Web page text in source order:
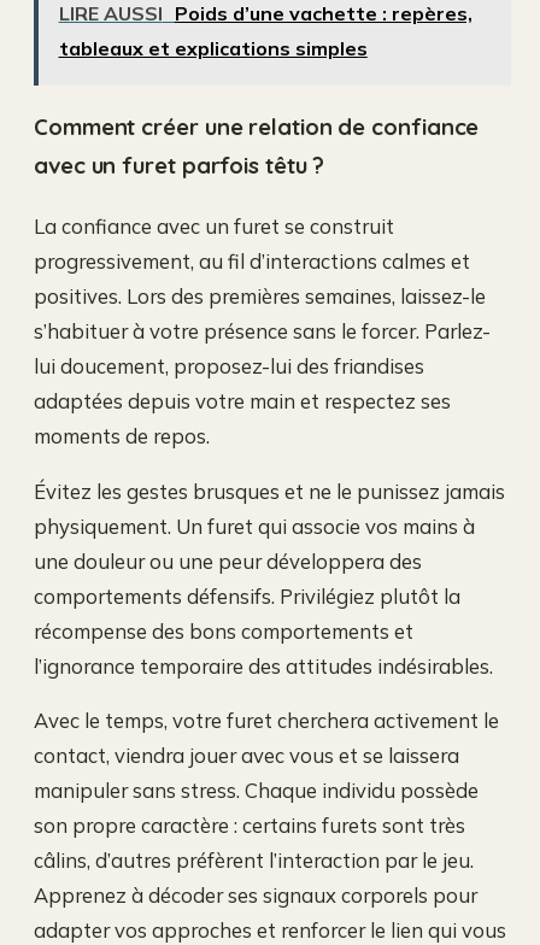
LIRE AUSSI Poids d’une vachette : repères,
tableaux et explications simples
Comment créer une relation de confiance
avec un furet parfois têtu ?
La confiance avec un furet se construit
progressivement, au fil d’interactions calmes et
positives. Lors des premières semaines, laissez-le
s’habituer à votre présence sans le forcer. Parlez-
lui doucement, proposez-lui des friandises
adaptées depuis votre main et respectez ses
moments de repos.
Évitez les gestes brusques et ne le punissez jamais
physiquement. Un furet qui associe vos mains à
une douleur ou une peur développera des
comportements défensifs. Privilégiez plutôt la
récompense des bons comportements et
l’ignorance temporaire des attitudes indésirables.
Avec le temps, votre furet cherchera activement le
contact, viendra jouer avec vous et se laissera
manipuler sans stress. Chaque individu possède
son propre caractère : certains furets sont très
câlins, d’autres préfèrent l’interaction par le jeu.
Apprenez à décoder ses signaux corporels pour
adapter vos approches et renforcer le lien qui vous